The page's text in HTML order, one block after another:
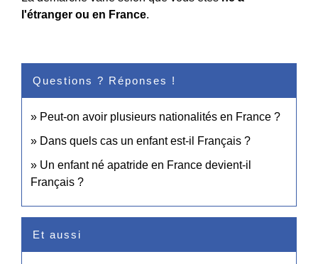
l'étranger ou en France.
Questions ? Réponses !
Peut-on avoir plusieurs nationalités en France ?
Dans quels cas un enfant est-il Français ?
Un enfant né apatride en France devient-il
Français ?
Et aussi